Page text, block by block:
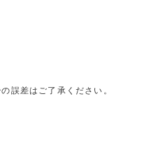
誤差はご了承ください。